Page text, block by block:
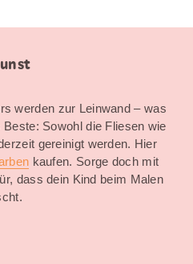
werden zur Leinwand – was
Sowohl die Fliesen wie
gereinigt werden. Hier
kaufen. Sorge doch mit
dass dein Kind beim Malen